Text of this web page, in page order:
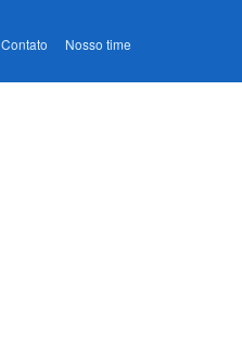
Contato Nosso time